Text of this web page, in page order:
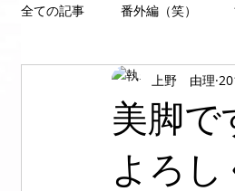
全ての記事 番外編（笑）
芸能関係のお客様体験談
美脚になる
美脚で
よろし
上野 由理